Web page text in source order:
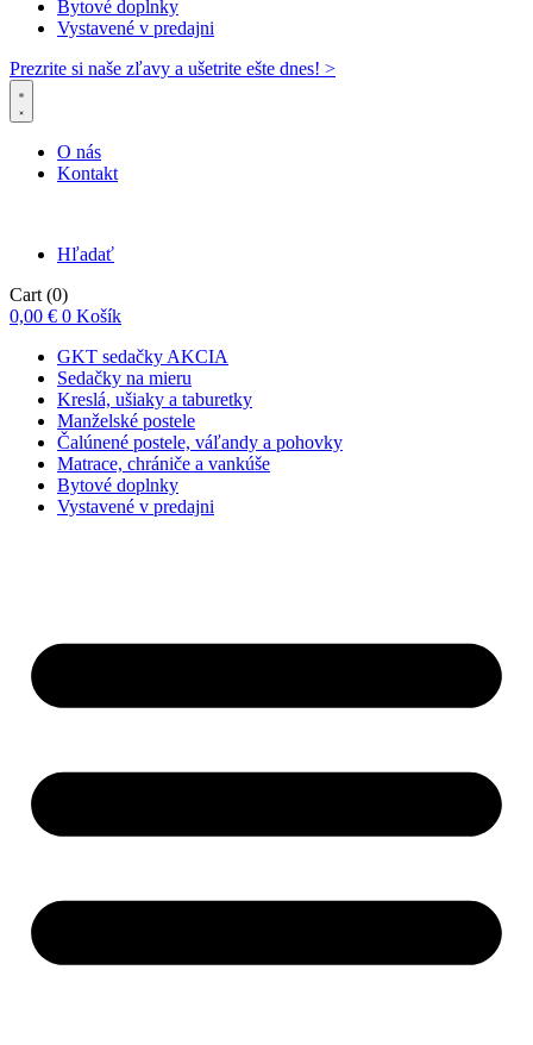
Bytové doplnky
Vystavené v predajni
Prezrite si naše zľavy a ušetrite ešte dnes! >​
O nás
Kontakt
Hľadať
Cart (0)
0,00 € 0 Košík
GKT sedačky AKCIA
Sedačky na mieru
Kreslá, ušiaky a taburetky
Manželské postele
Čalúnené postele, váľandy a pohovky
Matrace, chrániče a vankúše
Bytové doplnky
Vystavené v predajni